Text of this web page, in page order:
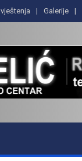
Galerije